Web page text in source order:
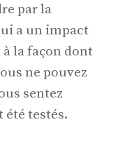
par la
a un impact
la façon dont
ne pouvez
sentez
été testés.